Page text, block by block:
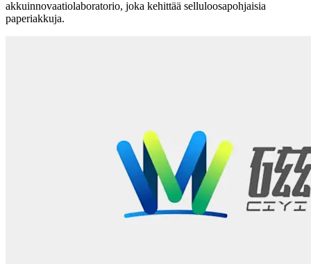
akkuinnovaatiolaboratorio, joka kehittää selluloosapohjaisia
paperiakkuja.